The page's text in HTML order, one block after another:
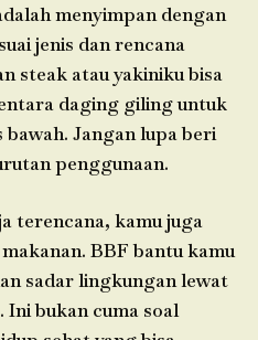
menyimpan dengan
jenis dan rencana
steak atau yakiniku bisa
daging giling untuk
Jangan lupa beri
penggunaan.
terencana, kamu juga
BBF bantu kamu
sadar lingkungan lewat
Ini bukan cuma soal